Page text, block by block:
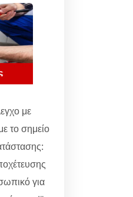
με
το σημείο
για